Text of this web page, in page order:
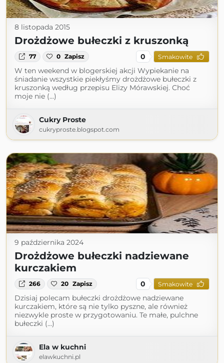
8 listopada 2015
Drożdżowe bułeczki z kruszonką
77 0 Zapisz 0 Smakowite
W ten weekend w blogerskiej akcji Wypiekanie na
śniadanie wszystkie piekłyśmy drożdżowe bułeczki z
kruszonką według przepisu Elizy Mórawskiej. Choć
moje nie (...)
Cukry Proste
cukryproste.blogspot.com
9 października 2024
Drożdżowe bułeczki nadziewane
kurczakiem
266 20 Zapisz 0 Smakowite
Dzisiaj polecam bułeczki drożdżowe nadziewane
kurczakiem, które są nie tylko pyszne, ale również
niezwykle proste w przygotowaniu. Te małe, pulchne
bułeczki (...)
Ela w kuchni
elawkuchni.pl